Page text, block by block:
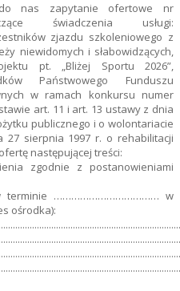
nas zapytanie ofertowe nr
świadczenia usługi:
zjazdu szkoleniowego z
niewidomych i słabowidzących,
pt. „Bliżej Sportu 2026”,
Państwowego Funduszu
w ramach konkursu numer
art. 11 i art. 13 ustawy z dnia
publicznego i o wolontariacie
sierpnia 1997 r. o rehabilitacji
następującej treści:
zgodnie z postanowieniami
……………………………… w
ośrodka):